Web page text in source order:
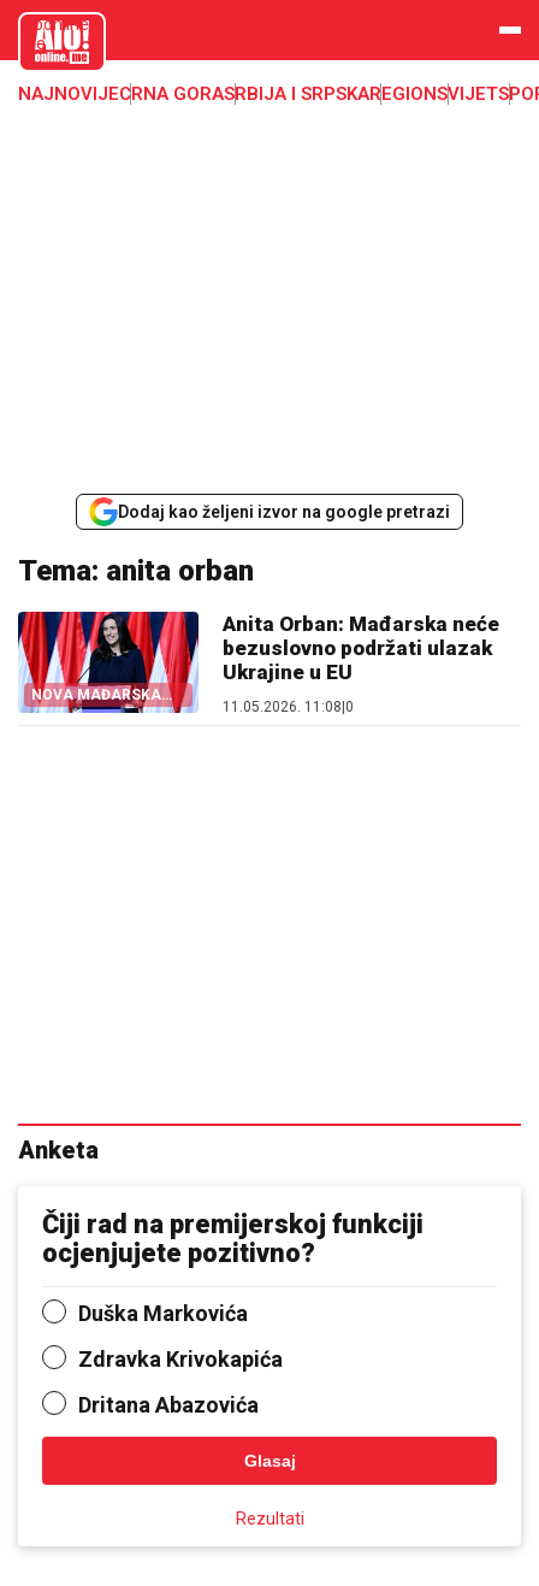
aloonline.
me
NAJNOVIJECRNA GORASRBIJA I SRPSKAREGIONSVIJET
Dodaj kao željeni izvor na google pretrazi
Tema: anita orban
NOVA MAĐARSKA
VLADA
Anita Orban: Mađarska neće
bezuslovno podržati ulazak
Ukrajine u EU
11.05.2026. 11:08 0
Anketa
Čiji rad na premijerskoj funkciji
ocjenjujete pozitivno?
Duška Markovića
Zdravka Krivokapića
Dritana Abazovića
Glasaj
Rezultati